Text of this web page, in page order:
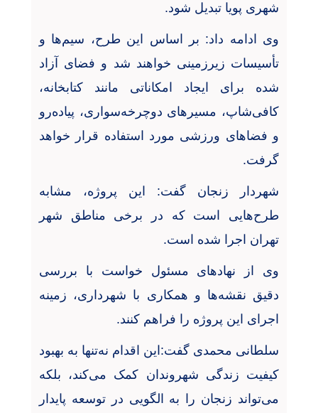
شهری پویا تبدیل شود.
وی ادامه داد: بر اساس این طرح، سیم‌ها و
تأسیسات زیرزمینی خواهند شد و فضای آزاد
شده برای ایجاد امکاناتی مانند کتابخانه،
کافی‌شاپ، مسیرهای دوچرخه‌سواری، پیاده‌رو
و فضاهای ورزشی مورد استفاده قرار خواهد
گرفت.
شهردار زنجان گفت: این پروژه، مشابه
طرح‌هایی است که در برخی مناطق شهر
تهران اجرا شده است.
وی از نهادهای مسئول خواست با بررسی
دقیق نقشه‌ها و همکاری با شهرداری، زمینه
اجرای این پروژه را فراهم کنند.
سلطانی محمدی گفت:این اقدام نه‌تنها به بهبود
کیفیت زندگی شهروندان کمک می‌کند، بلکه
می‌تواند زنجان را به الگویی در توسعه پایدار